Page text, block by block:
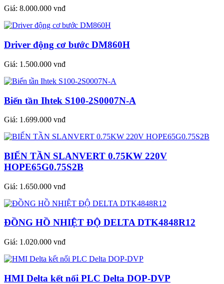
Giá: 8.000.000 vnđ
Driver động cơ bước DM860H
Giá: 1.500.000 vnđ
Biến tần Ihtek S100-2S0007N-A
Giá: 1.699.000 vnđ
BIẾN TẦN SLANVERT 0.75KW 220V
HOPE65G0.75S2B
Giá: 1.650.000 vnđ
ĐỒNG HỒ NHIỆT ĐỘ DELTA DTK4848R12
Giá: 1.020.000 vnđ
HMI Delta kết nối PLC Delta DOP-DVP